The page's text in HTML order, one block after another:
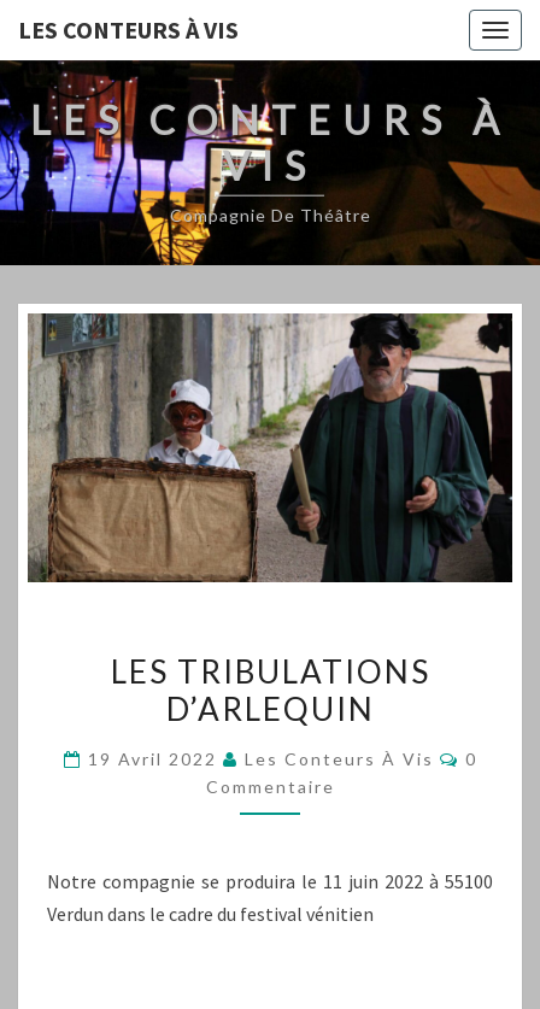
LES CONTEURS À VIS
LES CONTEURS À
VIS
Compagnie De Théâtre
TRIBULATIONS
D’ARLEQUIN
LES TRIBULATIONS
D’ARLEQUIN
19 Avril 2022 Les Conteurs À Vis
0
Commentaire
Notre compagnie se produira le 11 juin 2022 à 55100
Verdun dans le cadre du festival vénitien